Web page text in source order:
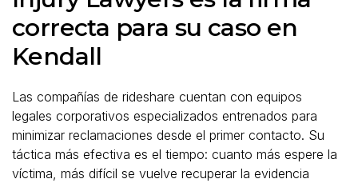
correcta para su caso en
Kendall
Las compañías de rideshare cuentan con equipos
legales corporativos especializados entrenados para
minimizar reclamaciones desde el primer contacto. Su
táctica más efectiva es el tiempo: cuanto más espere la
víctima, más difícil se vuelve recuperar la evidencia